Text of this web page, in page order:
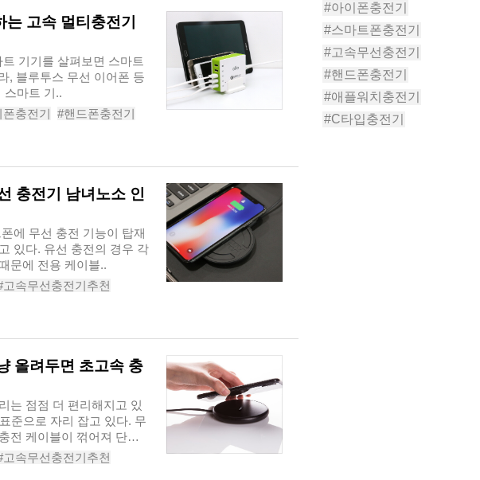
고속 멀티충전기
기기를 살펴보면 스마트
, 블루투스 무선 이어폰 등
스마트 기..
폰충전기 #핸드폰충전기
충전기 남녀노소 인
에 무선 충전 기능이 탑재
있다. 유선 충전의 경우 각
문에 전용 케이블..
고속무선충전기추천
올려두면 초고속 충
는 점점 더 편리해지고 있
준으로 자리 잡고 있다. 무
전 케이블이 꺾어져 단선
고속무선충전기추천
#아이폰충전기
#스마트폰충전기
#고속무선충전기
#핸드폰충전기
#애플워치충전기
#C타입충전기